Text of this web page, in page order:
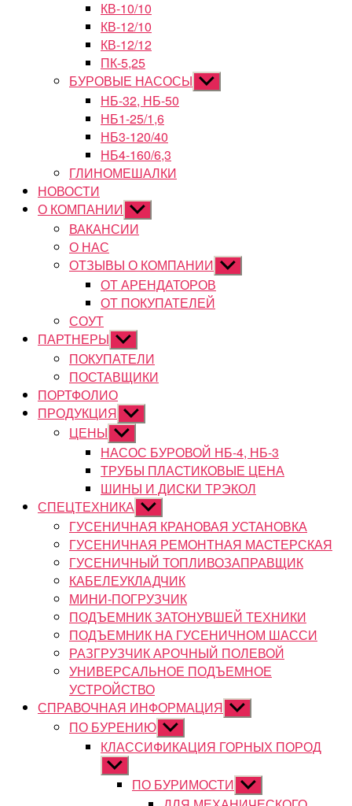
КВ-10/10
КВ-12/10
КВ-12/12
ПК-5,25
БУРОВЫЕ НАСОСЫ Показывать
подменю
НБ-32, НБ-50
НБ1-25/1,6
НБ3-120/40
НБ4-160/6,3
ГЛИНОМЕШАЛКИ
НОВОСТИ
О КОМПАНИИ Показывать
подменю
ВАКАНСИИ
О НАС
ОТЗЫВЫ О КОМПАНИИ Показывать
подменю
ОТ АРЕНДАТОРОВ
ОТ ПОКУПАТЕЛЕЙ
СОУТ
ПАРТНЕРЫ Показывать
подменю
ПОКУПАТЕЛИ
ПОСТАВЩИКИ
ПОРТФОЛИО
ПРОДУКЦИЯ Показывать
подменю
ЦЕНЫ Показывать
подменю
НАСОС БУРОВОЙ НБ-4, НБ-3
ТРУБЫ ПЛАСТИКОВЫЕ ЦЕНА
ШИНЫ И ДИСКИ ТРЭКОЛ
СПЕЦТЕХНИКА Показывать
подменю
ГУСЕНИЧНАЯ КРАНОВАЯ УСТАНОВКА
ГУСЕНИЧНАЯ РЕМОНТНАЯ МАСТЕРСКАЯ
ГУСЕНИЧНЫЙ ТОПЛИВОЗАПРАВЩИК
КАБЕЛЕУКЛАДЧИК
МИНИ-ПОГРУЗЧИК
ПОДЪЕМНИК ЗАТОНУВШЕЙ ТЕХНИКИ
ПОДЪЕМНИК НА ГУСЕНИЧНОМ ШАССИ
РАЗГРУЗЧИК АРОЧНЫЙ ПОЛЕВОЙ
УНИВЕРСАЛЬНОЕ ПОДЪЕМНОЕ
УСТРОЙСТВО
СПРАВОЧНАЯ ИНФОРМАЦИЯ Показывать
подменю
ПО БУРЕНИЮ Показывать
подменю
КЛАССИФИКАЦИЯ ГОРНЫХ ПОРОД
Показывать
подменюПО БУРИМОСТИ Показывать
подменю